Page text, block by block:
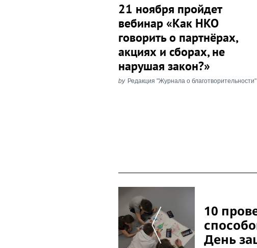
21 ноября пройдет
вебинар «Как НКО
говорить о партнёрах,
акциях и сборах, не
нарушая закон?»
by Редакция "Журнала о благотворительности"
Post
Navigation10
День